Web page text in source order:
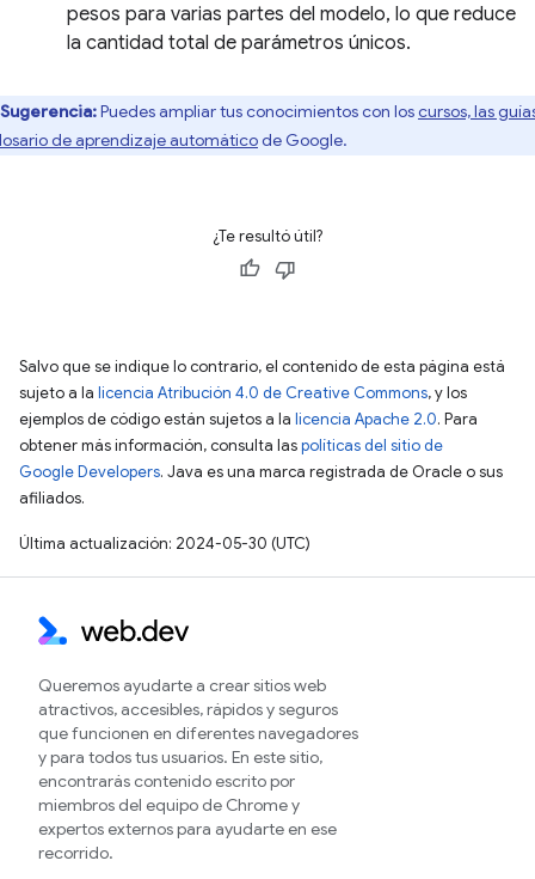
pesos para varias partes del modelo, lo que reduce
la cantidad total de parámetros únicos.
Sugerencia:Puedes ampliar tus conocimientos con loscursos, las
de aprendizaje automáticode Google.
¿Te resultó útil?
Salvo que se indique lo contrario, el contenido de esta página está
sujeto a la licencia Atribución 4.0 de Creative Commons, y los
ejemplos de código están sujetos a la licencia Apache 2.0. Para
obtener más información, consulta laspolíticas del sitio de
Google Developers. Java es una marca registrada de Oracle o sus
afiliados.
Última actualización: 2024-05-30 (UTC)
Queremos ayudarte a crear sitios web
atractivos, accesibles, rápidos y seguros
que funcionen en diferentes navegadores
y para todos tus usuarios. En este sitio,
encontrarás contenido escrito por
miembros del equipo de Chrome y
expertos externos para ayudarte en ese
recorrido.